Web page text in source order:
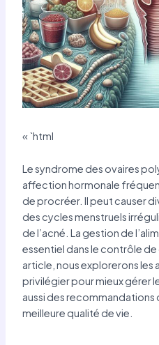
« `html
Le syndrome des ovaires
affection hormonale
de procréer. Il peut causer
des cycles menstruels
de l’acné. La gestion de
essentiel dans le contrôle
article, nous explorerons les
privilégier pour mieux gérer
aussi des
meilleure qualité de vie.